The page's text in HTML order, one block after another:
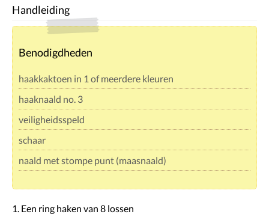
Handleiding
Benodigdheden
haakkaktoen in 1 of meerdere kleuren
haaknaald no. 3
veiligheidsspeld
schaar
naald met stompe punt (maasnaald)
1. Een ring haken van 8 lossen